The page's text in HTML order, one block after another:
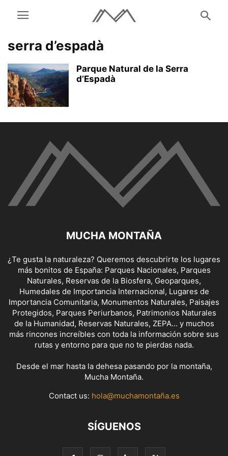
serra d’espadà
Parque Natural de la Serra
d’Espadà
MUCHA MONTAÑA
¿Te gusta la naturaleza? Queremos descubrirte los lugares
más bonitos de España: Parques Nacionales, Parques
Naturales, Reservas de la Biosfera, Geoparques,
Humedales de Importancia Internacional, Lugares de
Importancia Comunitaria, Monumentos Naturales, Paisajes
Protegidos, Parques Periurbanos, Patrimonios Naturales
de la Humanidad, Reservas Naturales, ZEPA... y muchos
más rincones increíbles con toda la información sobre sus
rutas y entorno para que no te pierdas nada.
Desde el mar hasta la dehesa pasando por la montaña,
Mucha Montaña.
Contact us: hola@muchamontaña.es
SÍGUENOS